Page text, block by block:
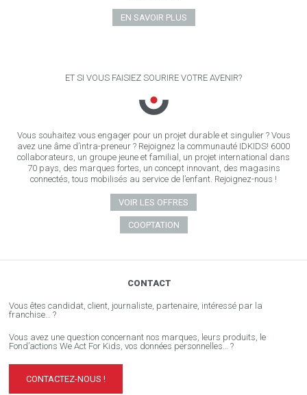
EN SAVOIR PLUS
ET SI VOUS FAISIEZ SOURIRE VOTRE AVENIR?
Vous souhaitez vous engager pour un projet durable et singulier ? Vous
avez une âme d’intra-preneur ? Rejoignez la communauté IDKIDS! 6000
collaborateurs, un groupe jeune et familial, un projet international dans
70 pays, des marques fortes, un concept innovant, des magasins
connectés, tous mobilisés au service de l’enfant. Rejoignez-nous !
VOIR LES OFFRES
COOPTATION
CONTACT
Vous êtes candidat, client, journaliste, partenaire, intéressé par la
franchise… ?
Vous avez une question concernant nos marques, leurs produits, le
Fond’actions We Act For Kids, vos données personnelles… ?
CONTACTEZ-NOUS !